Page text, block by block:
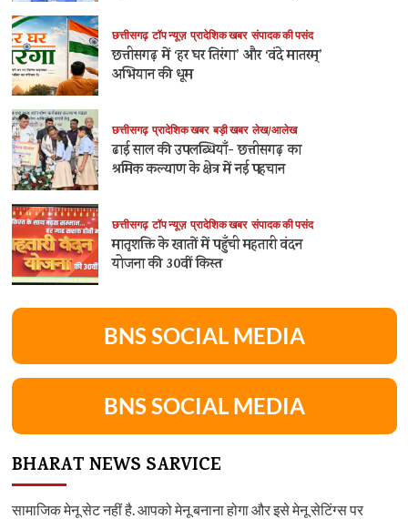
छत्तीसगढ़ टॉप न्यूज़ प्रादेशिक खबर संपादक की पसंद
छत्तीसगढ़ में ‘हर घर तिरंगा’ और ‘वंदे मातरम्’
अभियान की धूम
छत्तीसगढ़ प्रादेशिक खबर बड़ी खबर लेख/आलेख
ढाई साल की उपलब्धियाँ- छत्तीसगढ़ का
श्रमिक कल्याण के क्षेत्र में नई पहचान
छत्तीसगढ़ टॉप न्यूज़ प्रादेशिक खबर संपादक की पसंद
मातृशक्ति के खातों में पहुँची महतारी वंदन
योजना की 30वीं किस्त
BNS SOCIAL MEDIA
BNS SOCIAL MEDIA
BHARAT NEWS SARVICE
सामाजिक मेनू सेट नहीं है. आपको मेनू बनाना होगा और इसे मेनू सेटिंग्स पर